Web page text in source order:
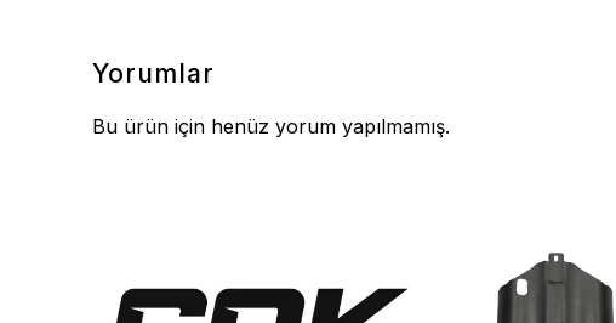
Yorumlar
Bu ürün için henüz yorum yapılmamış.